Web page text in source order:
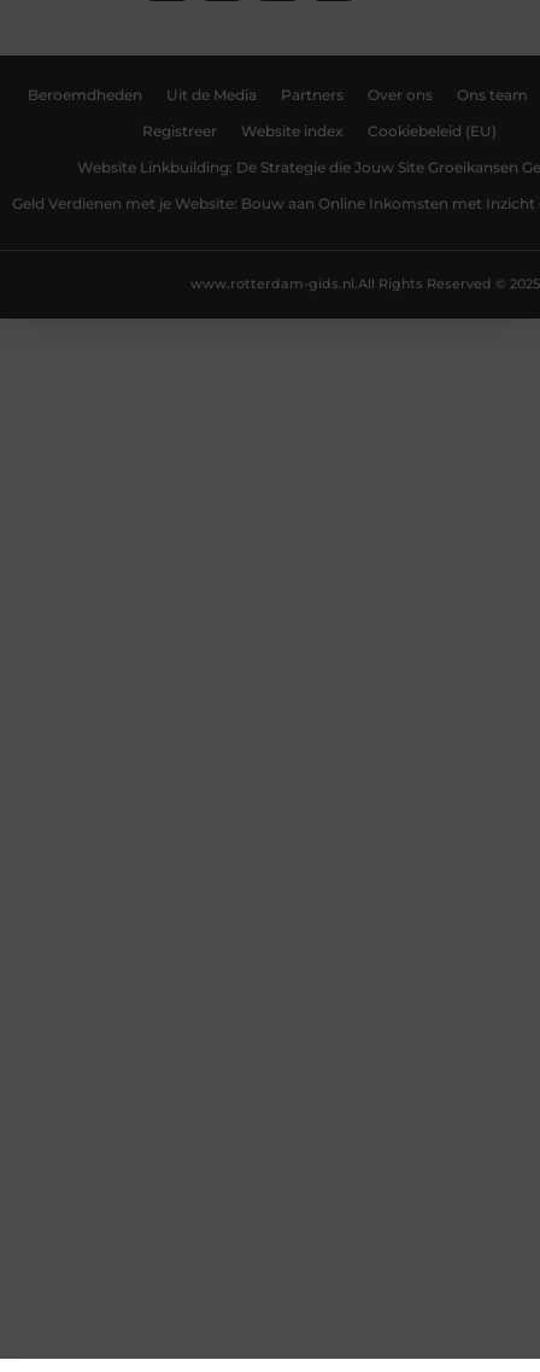
Beroemdheden Uit de Media Partners Over ons Ons team
Registreer Website index Cookiebeleid (EU)
Website Linkbuilding: De Strategie die Jouw Site Groeikansen
Geld Verdienen met je Website: Bouw aan Online Inkomsten met Inzicht
All Rights Reserved © 2025
www.rotterdam-gids.nl.